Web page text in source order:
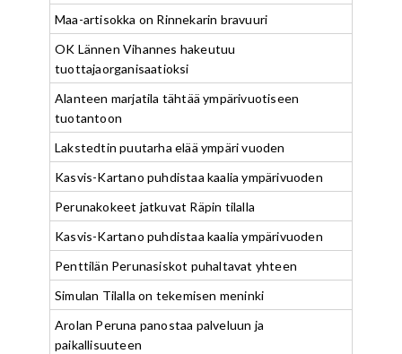
Maa-artisokka on Rinnekarin bravuuri
OK Lännen Vihannes hakeutuu
tuottajaorganisaatioksi
Alanteen marjatila tähtää ympärivuotiseen
tuotantoon
Lakstedtin puutarha elää ympäri vuoden
Kasvis-Kartano puhdistaa kaalia ympärivuoden
Perunakokeet jatkuvat Räpin tilalla
Kasvis-Kartano puhdistaa kaalia ympärivuoden
Penttilän Perunasiskot puhaltavat yhteen
Simulan Tilalla on tekemisen meninki
Arolan Peruna panostaa palveluun ja
paikallisuuteen